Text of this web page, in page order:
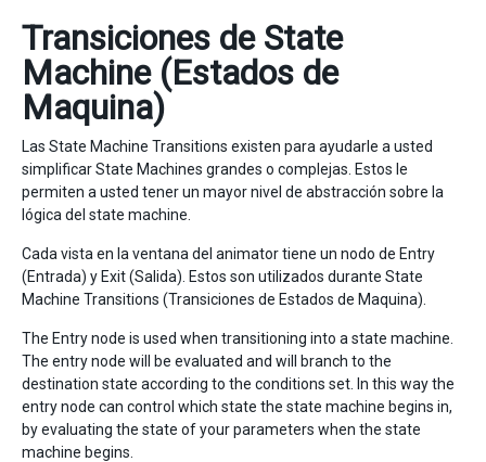
Transiciones de State
Machine (Estados de
Maquina)
Las State Machine Transitions existen para ayudarle a usted
simplificar State Machines grandes o complejas. Estos le
permiten a usted tener un mayor nivel de abstracción sobre la
lógica del state machine.
Cada vista en la ventana del animator tiene un nodo de Entry
(Entrada) y Exit (Salida). Estos son utilizados durante State
Machine Transitions (Transiciones de Estados de Maquina).
The Entry node is used when transitioning into a state machine.
The entry node will be evaluated and will branch to the
destination state according to the conditions set. In this way the
entry node can control which state the state machine begins in,
by evaluating the state of your parameters when the state
machine begins.